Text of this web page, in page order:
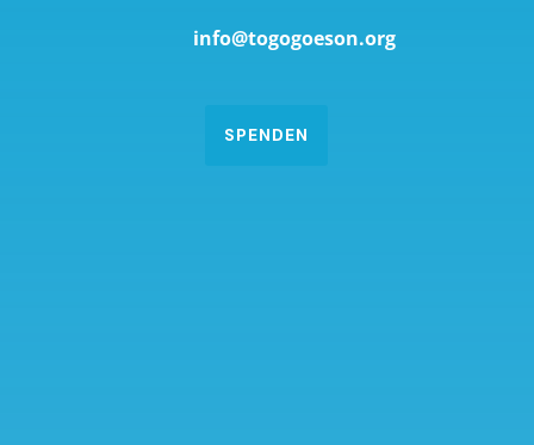
info@togogoeson.org
SPENDEN